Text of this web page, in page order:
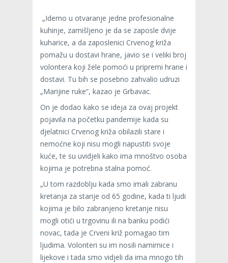
„Idemo u otvaranje jedne profesionalne
kuhinje, zamišljeno je da se zaposle dvije
kuharice, a da zaposlenici Crvenog križa
pomažu u dostavi hrane, javio se i veliki broj
volontera koji žele pomoći u pripremi hrane i
dostavi. Tu bih se posebno zahvalio udruzi
„Marijine ruke“, kazao je Grbavac.
On je dodao kako se ideja za ovaj projekt
pojavila na početku pandemije kada su
djelatnici Crvenog križa obilazili stare i
nemoćne koji nisu mogli napustiti svoje
kuće, te su uvidjeli kako ima mnoštvo osoba
kojima je potrebna stalna pomoć.
„U tom razdoblju kada smo imali zabranu
kretanja za starije od 65 godine, kada ti ljudi
kojima je bilo zabranjeno kretanje nisu
mogli otići u trgovinu ili na banku podići
novac, tada je Crveni križ pomagao tim
ljudima. Volonteri su im nosili namirnice i
lijekove i tada smo vidjeli da ima mnogo tih